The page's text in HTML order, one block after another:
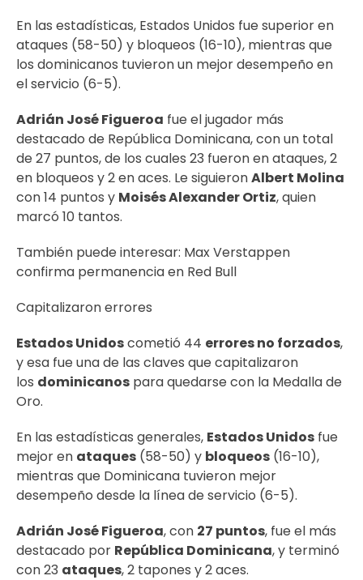
En las estadísticas, Estados Unidos fue superior en
ataques (58-50) y bloqueos (16-10), mientras que
los dominicanos tuvieron un mejor desempeño en
el servicio (6-5).
Adrián José Figueroa fue el jugador más
destacado de República Dominicana, con un total
de 27 puntos, de los cuales 23 fueron en ataques, 2
en bloqueos y 2 en aces. Le siguieronAlbert Molina
con 14 puntos y Moisés Alexander Ortiz, quien
marcó 10 tantos.
También puede interesar: Max Verstappen
confirma permanencia en Red Bull
Capitalizaron errores
Estados Unidoscometió 44 errores no forzados,
y esa fue una de las claves que capitalizaron
los dominicanos para quedarse con la Medalla de
Oro.
En las estadísticas generales, Estados Unidos fue
mejor en ataques (58-50) y bloqueos (16-10),
mientras que Dominicana tuvieron mejor
desempeño desde la línea de servicio (6-5).
Adrián José Figueroa, con 27 puntos, fue el más
destacado por República Dominicana, y terminó
con 23 ataques, 2 tapones y 2 aces.